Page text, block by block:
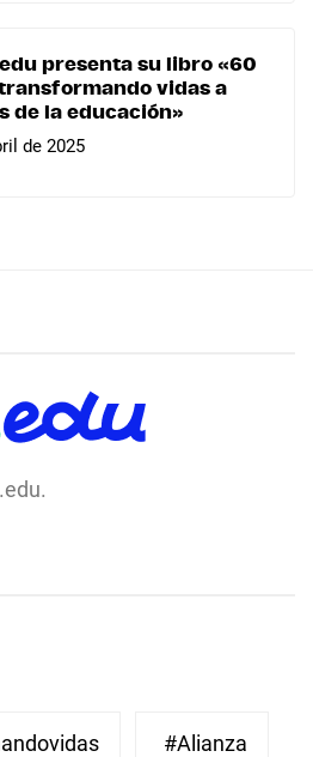
presenta su libro «60
vidas a
de la educación»
de 2025
#Alianza